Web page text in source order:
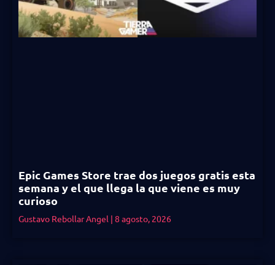
Epic Games Store trae dos juegos gratis esta
semana y el que llega la que viene es muy
curioso
Gustavo Rebollar Angel 8 agosto, 2026